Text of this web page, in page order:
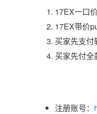
17EX一口价
17EX带价
买家先支付
买家先付全
注册账号：